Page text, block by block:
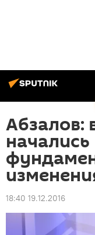
Абзалов:
начались
18:40 19.12.2016